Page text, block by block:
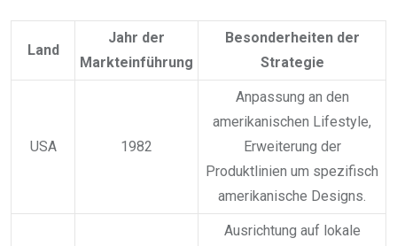
Land
Jahr der
Markteinführung
Besonderheiten der
Strategie
USA 1982
Anpassung an den
amerikanischen Lifestyle,
Erweiterung der
Produktlinien um spezifisch
amerikanische Designs.
Ausrichtung auf lokale